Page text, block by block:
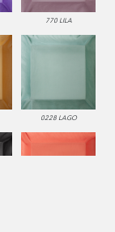
770 LILA
0228 LAGO